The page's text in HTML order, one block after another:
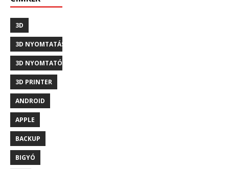
3D
3D NYOMTATÁS
3D NYOMTATÓ
3D PRINTER
ANDROID
APPLE
BACKUP
BIGYÓ